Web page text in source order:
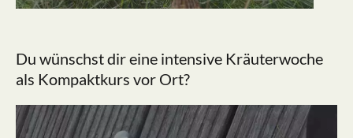
Du wünschst dir eine intensive Kräuterwoche
als Kompaktkurs vor Ort?